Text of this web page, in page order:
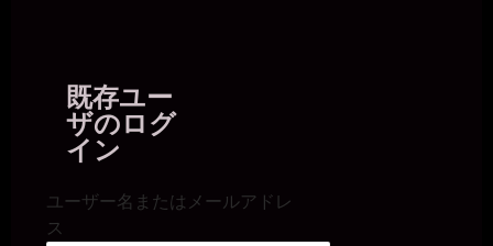
既存ユー
ザのログ
イン
ユーザー名またはメールアドレ
ス
うう。。
miiki0119
2026年7月18日 - 21:03
堕ちるところまで堕ちるって。。
2026年7月18日 - 21:04
風俗堕ちもあるかもね。社内規定で副業できるのか知らんけど(￣▽